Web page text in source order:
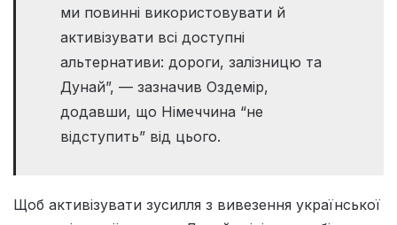
ми повинні використовувати й
активізувати всі доступні
альтернативи: дороги, залізницю та
Дунай”, — зазначив Оздемір,
додавши, що Німеччина “не
відступить” від цього.
Щоб активізувати зусилля з вивезення української